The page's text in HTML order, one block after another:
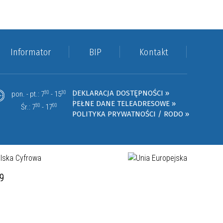
Informator BIP Kontakt
pon. - pt.: 730 - 1530
Śr.: 730 - 1700
DEKLARACJA DOSTĘPNOŚCI »
PEŁNE DANE TELEADRESOWE »
POLITYKA PRYWATNOŚCI / RODO »